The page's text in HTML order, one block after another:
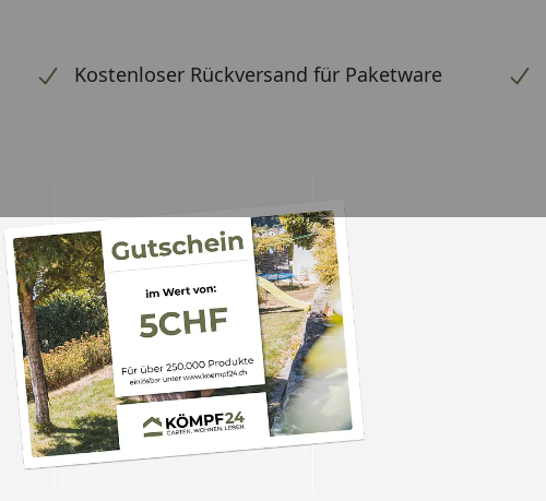
Kostenloser Rückversand für Paketware